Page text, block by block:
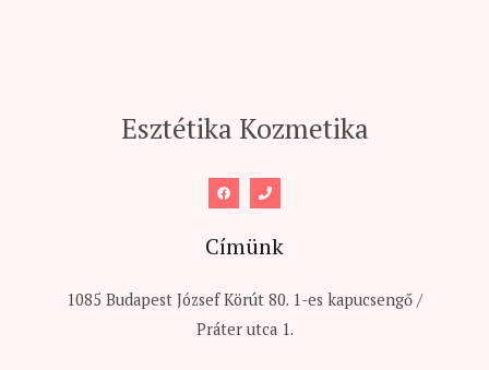
Esztétika Kozmetika
Címünk
1085 Budapest József Körút 80. 1-es kapucsengő /
Práter utca 1.